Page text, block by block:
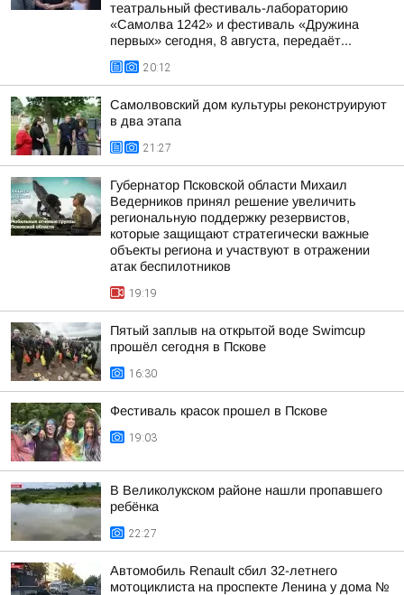
театральный фестиваль-лабораторию
«Самолва 1242» и фестиваль «Дружина
первых» сегодня, 8 августа, передаёт...
20:12
Самолвовский дом культуры реконструируют
в два этапа
21:27
Губернатор Псковской области Михаил
Ведерников принял решение увеличить
региональную поддержку резервистов,
которые защищают стратегически важные
объекты региона и участвуют в отражении
атак беспилотников
19:19
Пятый заплыв на открытой воде Swimcup
прошёл сегодня в Пскове
16:30
Фестиваль красок прошел в Пскове
19:03
В Великолукском районе нашли пропавшего
ребёнка
22:27
Автомобиль Renault сбил 32-летнего
мотоциклиста на проспекте Ленина у дома №